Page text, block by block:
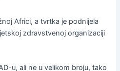
Africi, a tvrtka je podnijela
zdravstvenoj organizaciji
u, ali ne u velikom broju, tako